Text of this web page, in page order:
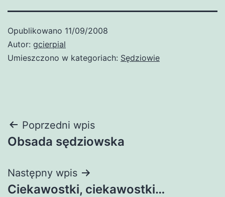
Opublikowano 11/09/2008
Autor: gcierpial
Umieszczono w kategoriach: Sędziowie
Nawigacja
wpisu
Poprzedni wpis
Obsada sędziowska
Następny wpis
Ciekawostki, ciekawostki…